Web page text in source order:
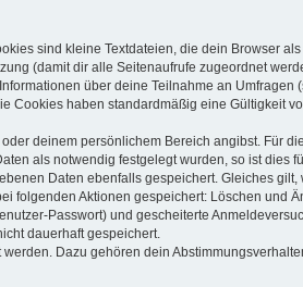
sind kleine Textdateien, die dein Browser
(damit dir alle Seitenaufrufe zugeordnet
über deine Teilnahme an
haben standardmäßig eine Gültigkeit
deinem persönlichem Bereich angibst. Für
als notwendig festgelegt wurden, so ist dies
Daten ebenfalls gespeichert. Gleiches
folgenden Aktionen gespeichert: Löschen und
Passwort) und gescheiterte
dauerhaft gespeichert.
Dazu gehören dein